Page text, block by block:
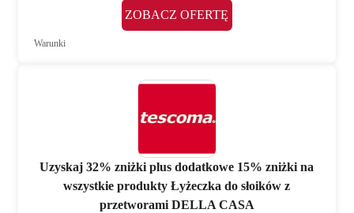
ZOBACZ OFERTĘ
Warunki
Uzyskaj 32% zniżki plus dodatkowe 15% zniżki na
wszystkie produkty Łyżeczka do słoików z
przetworami DELLA CASA